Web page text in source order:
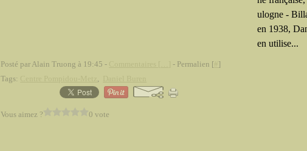
ulogne -
en 1938,
en utilise...
Posté par Alain Truong à 19:45 - - Permalien [ ]
Tags:
,
Vous aimez ? 0 vote